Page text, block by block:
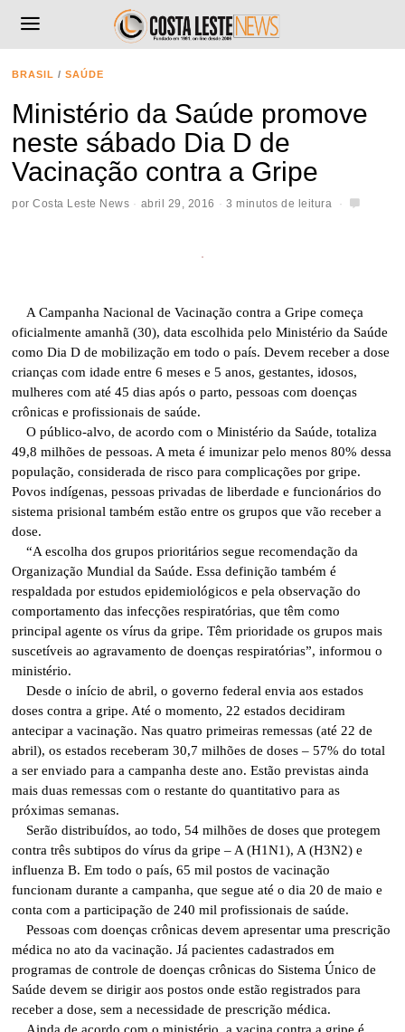
BRASIL / SAÚDE
Ministério da Saúde promove
neste sábado Dia D de
Vacinação contra a Gripe
porCosta Leste News abril 29, 2016 3 minutos de leitura
A Campanha Nacional de Vacinação contra a Gripe começa
oficialmente amanhã (30), data escolhida pelo Ministério da Saúde
como Dia D de mobilização em todo o país. Devem receber a dose
crianças com idade entre 6 meses e 5 anos, gestantes, idosos,
mulheres com até 45 dias após o parto, pessoas com doenças
crônicas e profissionais de saúde.
O público-alvo, de acordo com o Ministério da Saúde, totaliza
49,8 milhões de pessoas. A meta é imunizar pelo menos 80% dessa
população, considerada de risco para complicações por gripe.
Povos indígenas, pessoas privadas de liberdade e funcionários do
sistema prisional também estão entre os grupos que vão receber a
dose.
“A escolha dos grupos prioritários segue recomendação da
Organização Mundial da Saúde. Essa definição também é
respaldada por estudos epidemiológicos e pela observação do
comportamento das infecções respiratórias, que têm como
principal agente os vírus da gripe. Têm prioridade os grupos mais
suscetíveis ao agravamento de doenças respiratórias”, informou o
ministério.
Desde o início de abril, o governo federal envia aos estados
doses contra a gripe. Até o momento, 22 estados decidiram
antecipar a vacinação. Nas quatro primeiras remessas (até 22 de
abril), os estados receberam 30,7 milhões de doses – 57% do total
a ser enviado para a campanha deste ano. Estão previstas ainda
mais duas remessas com o restante do quantitativo para as
próximas semanas.
Serão distribuídos, ao todo, 54 milhões de doses que protegem
contra três subtipos do vírus da gripe – A (H1N1), A (H3N2) e
influenza B. Em todo o país, 65 mil postos de vacinação
funcionam durante a campanha, que segue até o dia 20 de maio e
conta com a participação de 240 mil profissionais de saúde.
Pessoas com doenças crônicas devem apresentar uma prescrição
médica no ato da vacinação. Já pacientes cadastrados em
programas de controle de doenças crônicas do Sistema Único de
Saúde devem se dirigir aos postos onde estão registrados para
receber a dose, sem a necessidade de prescrição médica.